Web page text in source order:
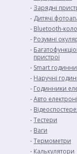
Зарядні
Дитячі
Bluetooth-
Розумні
пристрої
Smart
Наручні
Годинники
Авто
Тестери
Ваги
Термометри
Калькулятори